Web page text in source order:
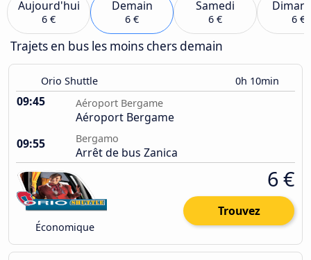
Aujourd'hui
6 €
Demain
6 €
Samedi
6 € 6 €
Trajets en bus les moins chers demain
Orio Shuttle 0h 10min
09:45 Aéroport Bergame
Aéroport Bergame
09:55
Bergamo
Arrêt de bus Zanica
Économique
6 €
Trouvez